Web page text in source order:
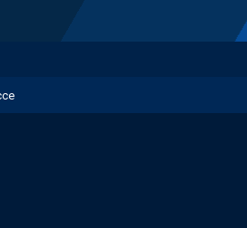
stagione 2026/27 - US Lecce